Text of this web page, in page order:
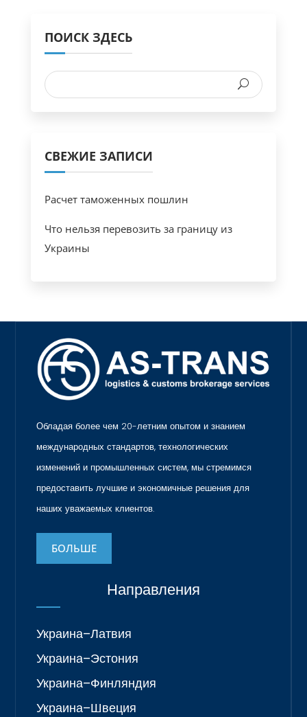
ПОИСК ЗДЕСЬ
СВЕЖИЕ ЗАПИСИ
Расчет таможенных пошлин
Что нельзя перевозить за границу из
Украины
Обладая более чем 20-летним опытом и знанием
международных стандартов, технологических
изменений и промышленных систем, мы стремимся
предоставить лучшие и экономичные решения для
наших уважаемых клиентов.
БОЛЬШЕ
Направления
Украина–Латвия
Украина–Эстония
Украина–Финляндия
Украина–Швеция